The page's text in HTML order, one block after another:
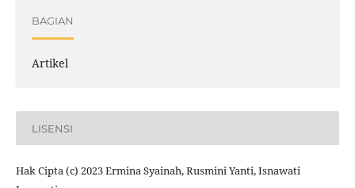
BAGIAN
Artikel
LISENSI
Hak Cipta (c) 2023 Ermina Syainah, Rusmini Yanti, Isnawati